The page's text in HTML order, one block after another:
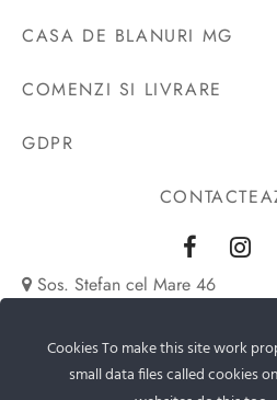
CASA DE BLANURI MG
COMENZI SI LIVRARE
GDPR
Sos. Stefan cel Mare 46
bianca@blana.ro
Cookies To make this site work
small data files called cookies